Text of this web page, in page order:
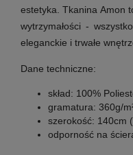
estetyka. Tkanina Amon
wytrzymałości -
eleganckie i trwałe
Dane techniczne:
skład: 100%
gramatura: 360g/
szerokość: 140cm
odporność na